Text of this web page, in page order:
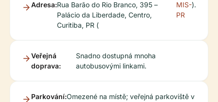
Adresa:Rua Barão do Rio Branco, 395 –
Palácio da Liberdade, Centro,
Curitiba, PR (
MIS-
PR
).
Veřejná
doprava:
Snadno dostupná mnoha
autobusovými linkami.
Parkování:Omezené na místě; veřejná parkoviště v